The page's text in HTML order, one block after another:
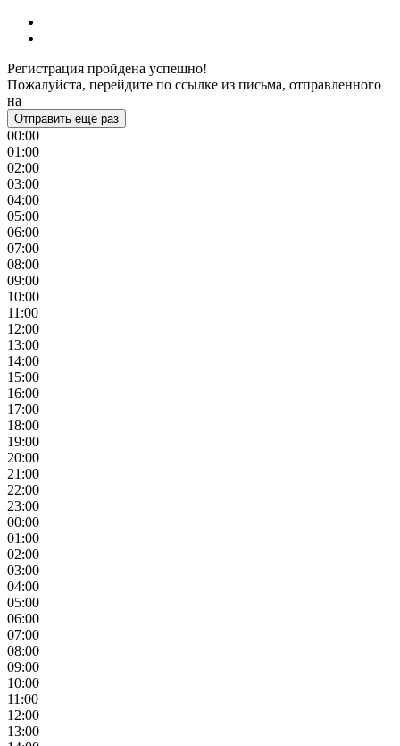
Регистрация пройдена успешно!
Пожалуйста, перейдите по ссылке из письма, отправленного
на
Отправить еще раз
00:00
01:00
02:00
03:00
04:00
05:00
06:00
07:00
08:00
09:00
10:00
11:00
12:00
13:00
14:00
15:00
16:00
17:00
18:00
19:00
20:00
21:00
22:00
23:00
00:00
01:00
02:00
03:00
04:00
05:00
06:00
07:00
08:00
09:00
10:00
11:00
12:00
13:00